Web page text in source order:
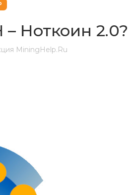
Ноткоин 2.0?
MiningHelp.ru